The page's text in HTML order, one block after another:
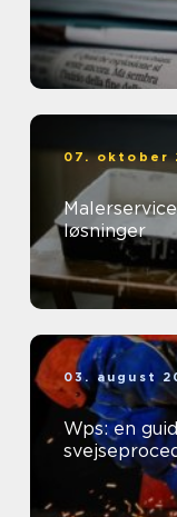
07. oktober
løsninger
03. august
Wps: en